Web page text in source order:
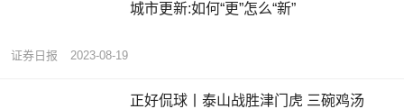
城市更新:如何“更”怎么“新”
证券日报 2023-08-19
正好侃球丨泰山战胜津门虎 三碗鸡汤